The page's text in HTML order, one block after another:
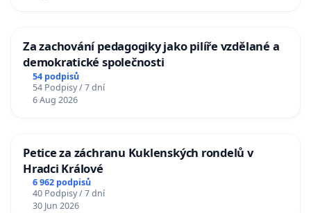
Za zachování pedagogiky jako pilíře vzdělané a
demokratické společnosti
54 podpisů
54 Podpisy / 7 dní
6 Aug 2026
Petice za záchranu Kuklenských rondelů v
Hradci Králové
6 962 podpisů
40 Podpisy / 7 dní
30 Jun 2026